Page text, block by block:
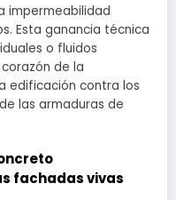
impermeabilidad
Esta ganancia técnica
o fluidos
de la
edificación contra los
las armaduras de
fachadas vivas